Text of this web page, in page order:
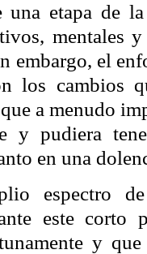
una etapa de
mentales
embargo, el
los cambios
a menudo
y pudiera
en una
espectro
este
y